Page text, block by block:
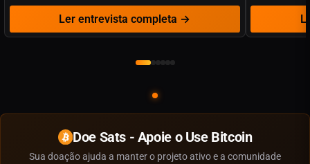
Ler entrevista completa →
Doe Sats - Apoie o Use Bitcoin
Sua doação ajuda a manter o projeto ativo e a comunidade